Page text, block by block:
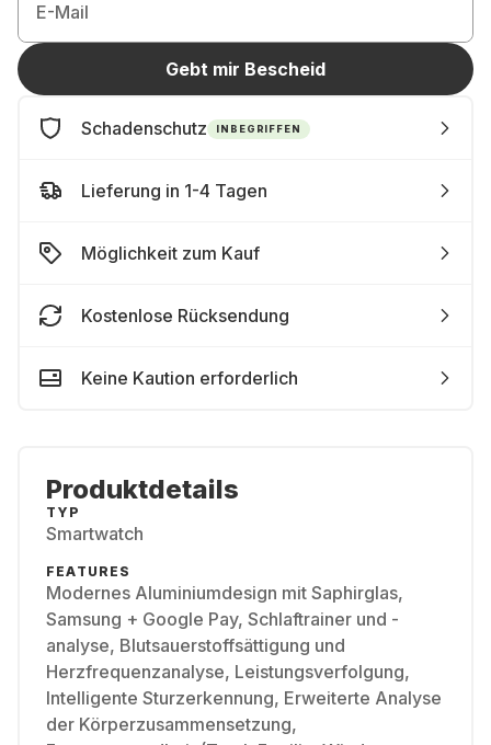
E-Mail
Gebt mir Bescheid
Schadenschutz INBEGRIFFEN
Lieferung in 1-4 Tagen
Möglichkeit zum Kauf
Kostenlose Rücksendung
Keine Kaution erforderlich
Produktdetails
TYP
Smartwatch
FEATURES
Modernes Aluminiumdesign mit Saphirglas,
Samsung + Google Pay, Schlaftrainer und -
analyse, Blutsauerstoffsättigung und
Herzfrequenzanalyse, Leistungsverfolgung,
Intelligente Sturzerkennung, Erweiterte Analyse
der Körperzusammensetzung,